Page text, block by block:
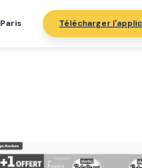
Paris Télécharger